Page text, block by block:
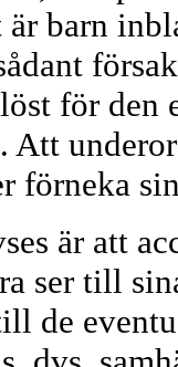
barn
för den
Att
förneka
är att
ser till
de